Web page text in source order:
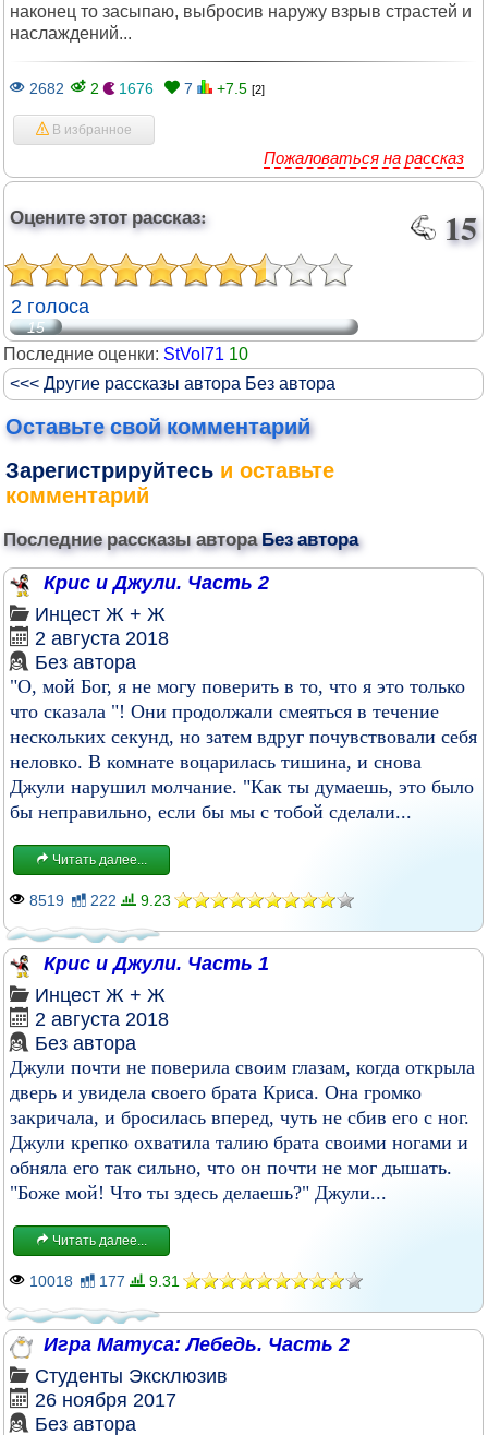
наконец то засыпаю, выбросив наружу взрыв страстей и
наслаждений...
2682 2 1676 7 +7.5 [2]
В избранное
Пожаловаться на рассказ
Оцените этот рассказ: 15
2 голоса
15
Последние оценки: StVol71 10
<<< Другие рассказы автора Без автора
Оставьте свой комментарий
Зарегистрируйтесь и оставьте
комментарий
Последние рассказы автораБез автора
Крис и Джули. Часть 2
Инцест Ж + Ж
2 августа 2018
Без автора
"О, мой Бог, я не могу поверить в то, что я это только
что сказала "! Они продолжали смеяться в течение
нескольких секунд, но затем вдруг почувствовали себя
неловко. В комнате воцарилась тишина, и снова
Джули нарушил молчание. "Как ты думаешь, это было
бы неправильно, если бы мы с тобой сделали...
Читать далее...
8519 222 9.23
Крис и Джули. Часть 1
Инцест Ж + Ж
2 августа 2018
Без автора
Джули почти не поверила своим глазам, когда открыла
дверь и увидела своего брата Криса. Она громко
закричала, и бросилась вперед, чуть не сбив его с ног.
Джули крепко охватила талию брата своими ногами и
обняла его так сильно, что он почти не мог дышать.
"Боже мой! Что ты здесь делаешь?" Джули...
Читать далее...
10018 177 9.31
Игра Матуса: Лебедь. Часть 2
Студенты Эксклюзив
26 ноября 2017
Без автора